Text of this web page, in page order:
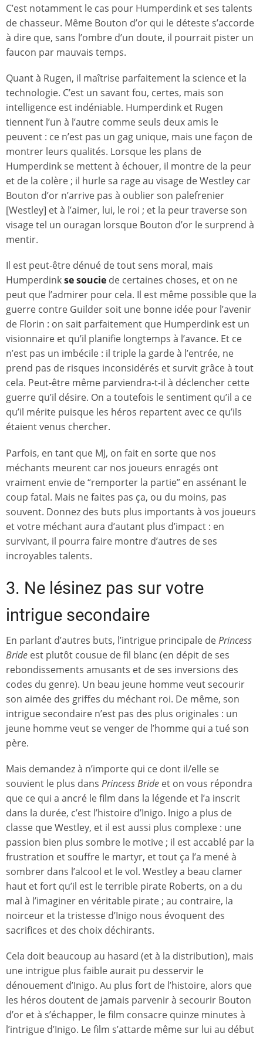
C’est notamment le cas pour Humperdink et ses talents
de chasseur. Même Bouton d’or qui le déteste s’accorde
à dire que, sans l’ombre d’un doute, il pourrait pister un
faucon par mauvais temps.
Quant à Rugen, il maîtrise parfaitement la science et la
technologie. C’est un savant fou, certes, mais son
intelligence est indéniable. Humperdink et Rugen
tiennent l’un à l’autre comme seuls deux amis le
peuvent : ce n’est pas un gag unique, mais une façon de
montrer leurs qualités. Lorsque les plans de
Humperdink se mettent à échouer, il montre de la peur
et de la colère ; il hurle sa rage au visage de Westley car
Bouton d’or n’arrive pas à oublier son palefrenier
[Westley] et à l’aimer, lui, le roi ; et la peur traverse son
visage tel un ouragan lorsque Bouton d’or le surprend à
mentir.
Il est peut-être dénué de tout sens moral, mais
Humperdinkse soucie de certaines choses, et on ne
peut que l’admirer pour cela. Il est même possible que la
guerre contre Guilder soit une bonne idée pour l’avenir
de Florin : on sait parfaitement que Humperdink est un
visionnaire et qu’il planifie longtemps à l’avance. Et ce
n’est pas un imbécile : il triple la garde à l’entrée, ne
prend pas de risques inconsidérés et survit grâce à tout
cela. Peut-être même parviendra-t-il à déclencher cette
guerre qu’il désire. On a toutefois le sentiment qu’il a ce
qu’il mérite puisque les héros repartent avec ce qu’ils
étaient venus chercher.
Parfois, en tant que MJ, on fait en sorte que nos
méchants meurent car nos joueurs enragés ont
vraiment envie de “remporter la partie” en assénant le
coup fatal. Mais ne faites pas ça, ou du moins, pas
souvent. Donnez des buts plus importants à vos joueurs
et votre méchant aura d’autant plus d’impact : en
survivant, il pourra faire montre d’autres de ses
incroyables talents.
3. Ne lésinez pas sur votre
intrigue secondaire
En parlant d’autres buts, l’intrigue principale dePrincess
Bride est plutôt cousue de fil blanc (en dépit de ses
rebondissements amusants et de ses inversions des
codes du genre). Un beau jeune homme veut secourir
son aimée des griffes du méchant roi. De même, son
intrigue secondaire n’est pas des plus originales : un
jeune homme veut se venger de l’homme qui a tué son
père.
Mais demandez à n’importe qui ce dont il/elle se
souvient le plus dans Princess Bride et on vous répondra
que ce qui a ancré le film dans la légende et l’a inscrit
dans la durée, c’est l’histoire d’Inigo. Inigo a plus de
classe que Westley, et il est aussi plus complexe : une
passion bien plus sombre le motive ; il est accablé par la
frustration et souffre le martyr, et tout ça l’a mené à
sombrer dans l’alcool et le vol. Westley a beau clamer
haut et fort qu’il est le terrible pirate Roberts, on a du
mal à l’imaginer en véritable pirate ; au contraire, la
noirceur et la tristesse d’Inigo nous évoquent des
sacrifices et des choix déchirants.
Cela doit beaucoup au hasard (et à la distribution), mais
une intrigue plus faible aurait pu desservir le
dénouement d’Inigo. Au plus fort de l’histoire, alors que
les héros doutent de jamais parvenir à secourir Bouton
d’or et à s’échapper, le film consacre quinze minutes à
l’intrigue d’Inigo. Le film s’attarde même sur lui au début